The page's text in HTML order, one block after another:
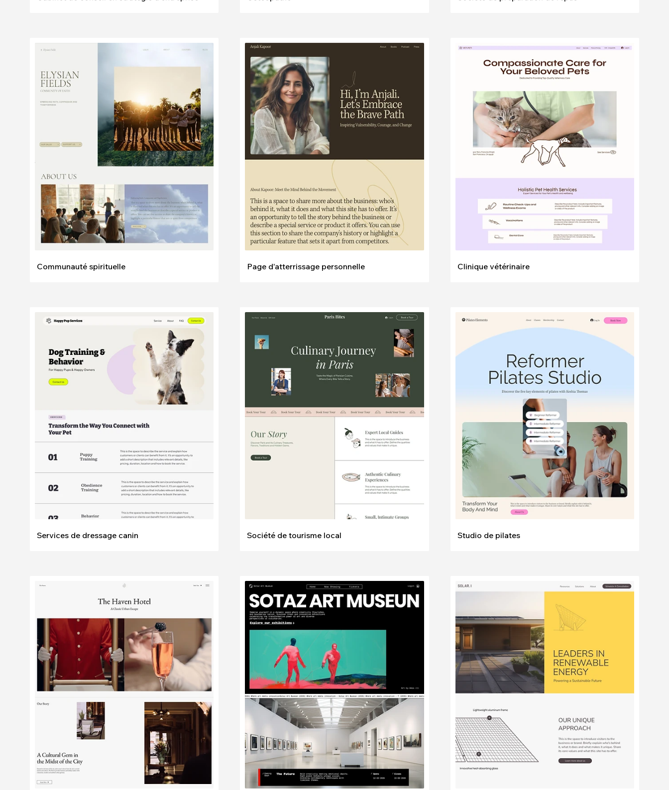
Modifier
Voir
Communauté spirituelle
Modifier
Voir
Page d'atterrissage personnelle
Modifier
Voir
Clinique vétérinaire
Voir
Services de dressage canin
Modifier
Société de tourisme local
Modifier
Voir
Studio de pilates
Modifier Modifier
Voir
Modifier
Voir